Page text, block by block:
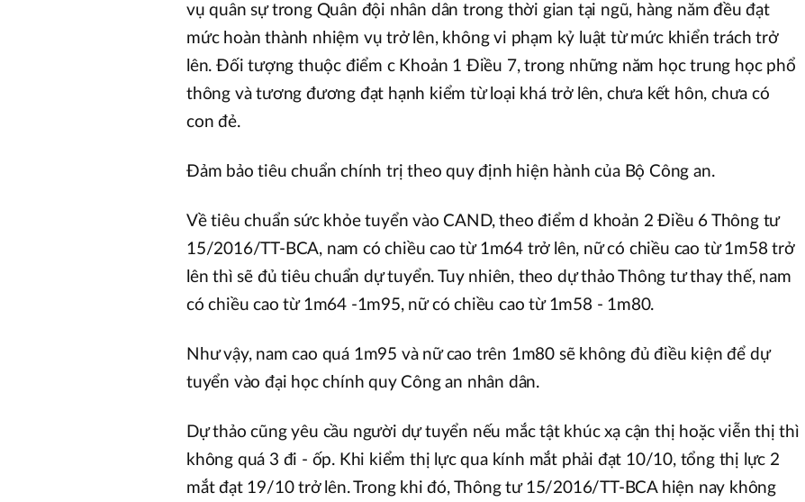
vụ quân sự trong Quân đội nhân dân trong thời gian tại ngũ, hàng năm đều đạt
mức hoàn thành nhiệm vụ trở lên, không vi phạm kỷ luật từ mức khiển trách trở
lên. Đối tượng thuộc điểm c Khoản 1 Điều 7, trong những năm học trung học phổ
thông và tương đương đạt hạnh kiểm từ loại khá trở lên, chưa kết hôn, chưa có
con đẻ.
Đảm bảo tiêu chuẩn chính trị theo quy định hiện hành của Bộ Công an.
Về tiêu chuẩn sức khỏe tuyển vào CAND, theo điểm d khoản 2 Điều 6 Thông tư
15/2016/TT-BCA, nam có chiều cao từ 1m64 trở lên, nữ có chiều cao từ 1m58 trở
lên thì sẽ đủ tiêu chuẩn dự tuyển. Tuy nhiên, theo dự thảo Thông tư thay thế, nam
có chiều cao từ 1m64 -1m95, nữ có chiều cao từ 1m58 - 1m80.
Như vậy, nam cao quá 1m95 và nữ cao trên 1m80 sẽ không đủ điều kiện để dự
tuyển vào đại học chính quy Công an nhân dân.
Dự thảo cũng yêu cầu người dự tuyển nếu mắc tật khúc xạ cận thị hoặc viễn thị thì
không quá 3 đi - ốp. Khi kiểm thị lực qua kính mắt phải đạt 10/10, tổng thị lực 2
mắt đạt 19/10 trở lên. Trong khi đó, Thông tư 15/2016/TT-BCA hiện nay không